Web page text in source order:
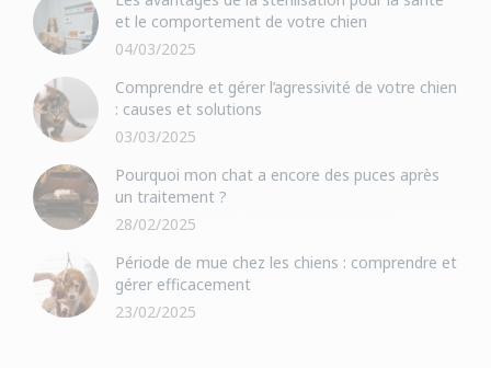
et le comportement de votre chien
04/03/2025
Comprendre et gérer l’agressivité de votre chien
: causes et solutions
03/03/2025
Pourquoi mon chat a encore des puces après
un traitement ?
28/02/2025
Période de mue chez les chiens : comprendre et
gérer efficacement
23/02/2025